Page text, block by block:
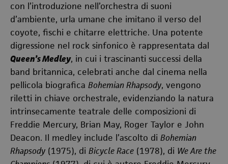
con l’introduzione nell’orchestra di suoni
d’ambiente, urla umane che imitano il verso del
coyote, fischi e chitarre elettriche. Una potente
digressione nel rock sinfonico è rappresentata dal
Queen’s Medley, in cui i trascinanti successi della
band britannica, celebrati anche dal cinema nella
pellicola biografica Bohemian Rhapsody, vengono
riletti in chiave orchestrale, evidenziando la natura
intrinsecamente teatrale delle composizioni di
Freddie Mercury, Brian May, Roger Taylor e John
Deacon. Il medley include l’ascolto di Bohemian
Rhapsody (1975), di Bicycle Race (1978), di We Are the